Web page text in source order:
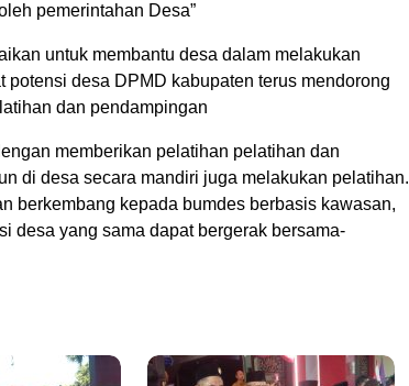
pemerintahan Desa”
untuk membantu desa dalam melakukan
potensi desa DPMD kabupaten terus mendorong
dan pendampingan
memberikan pelatihan pelatihan dan
di desa secara mandiri juga melakukan pelatihan.
berkembang kepada bumdes berbasis kawasan,
desa yang sama dapat bergerak bersama-